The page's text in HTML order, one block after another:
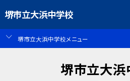
堺市立大浜中学校
堺市立大浜中学校メニュー
堺市立大